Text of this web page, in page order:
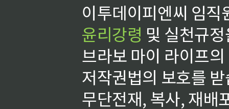
이투데이피엔씨 임
윤리강령 및 실천규
브라보 마이 라이프
저작권법의 보호를
무단전재, 복사, 재배